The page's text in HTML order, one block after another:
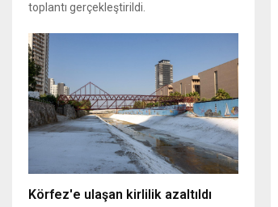
toplantı gerçekleştirildi.
Körfez'e ulaşan kirlilik azaltıldı